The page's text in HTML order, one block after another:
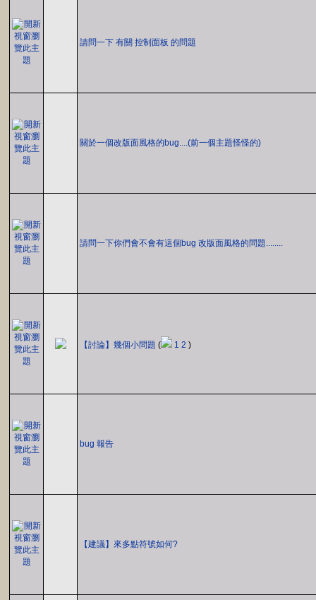
請問一下 有關 控制面板 的問題
關於一個改版面風格的bug....(前一個主題怪怪的)
請問一下你們會不會有這個bug 改版面風格的問題........
【討論】幾個小問題 ( 1 2 )
bug 報告
【建議】來多點符號如何?